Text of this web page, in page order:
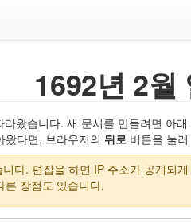
1692년 2월
왔습니다. 새 문서를 만들려면 아
왔다면, 브라우저의 뒤로 버튼을 눌
다. 편집을 하면 IP 주소가 공개되
른 장점도 있습니다.